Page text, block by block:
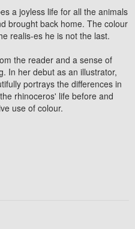
a joyless life for all the animals
brought back home. The colour
realis-es he is not the last.
the reader and a sense of
In her debut as an illustrator,
portrays the differences in
rhinoceros' life before and
use of colour.